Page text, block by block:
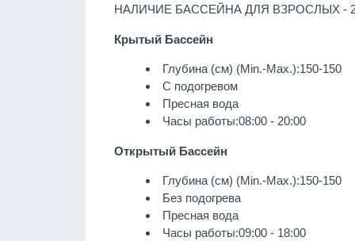
НАЛИЧИЕ БАССЕЙНА ДЛЯ ВЗРОСЛЫХ -
Крытый Бассейн
Глубина (см) (Min.-Max.):150-150
С подогревом
Пресная вода
Часы работы:08:00 - 20:00
Открытый Бассейн
Глубина (см) (Min.-Max.):150-150
Без подогрева
Пресная вода
Часы работы:09:00 - 18:00